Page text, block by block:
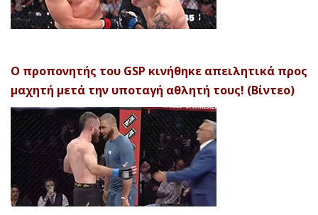
Ο προπονητής του GSP κινήθηκε απειλητικά προς
μαχητή μετά την υποταγή αθλητή τους! (Βίντεο)